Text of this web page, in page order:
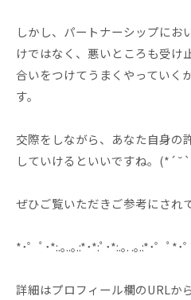
しかし、パートナーシップにお
けではなく、悪いところも受け
合いをつけてうまくやっていく
す。
交際をしながら、あなた自身の
していけるといいですね。
ぜひご覧いただきご参考にされ
*･゜ﾟ･*:.｡..｡.:*･*:ﾟ･*:.｡. .｡.:*･゜ﾟ*･
詳細はプロフィール欄のURLか